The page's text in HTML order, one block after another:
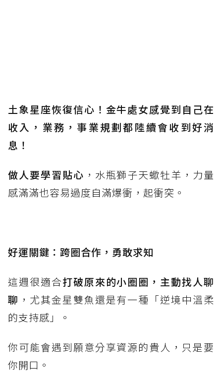
土象星座恢復信心！金牛處女感覺到自己在
收入，業務，事業規劃都陸續會收到好消
息！
做人要學習貼心 ，水瓶獅子天蠍牡羊，力量
感滿滿也容易過度自滿爆衝，起衝突。
好運關鍵：跨圈合作，勇敢求知
這週很適合打破原來的小圈圈，主動找人聊
聊 ，尤其金星雙魚還是有一種「逆境中溫柔
的支持感」。
你可能會遇到願意分享資源的貴人，只是要
你開口。